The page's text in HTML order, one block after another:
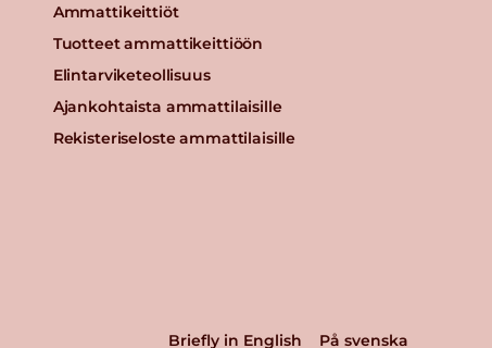
Ammattikeittiöt
Tuotteet ammattikeittiöön
Elintarviketeollisuus
Ajankohtaista ammattilaisille
Rekisteriseloste ammattilaisille
Briefly in English På svenska